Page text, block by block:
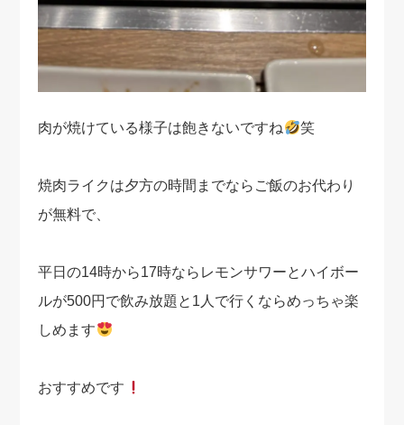
肉が焼けている様子は飽きないですね 笑
焼肉ライクは夕方の時間までならご飯のお代わり
が無料で、
平日の14時から17時ならレモンサワーとハイボー
ルが500円で飲み放題と1人で行くならめっちゃ楽
しめます
おすすめです